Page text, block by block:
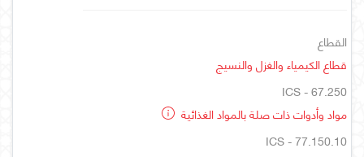
القطاع
قطاع الكيمياء والغزل والنسيج
ICS - 67.250
مواد وأدوات ذات صلة بالمواد الغذائية
ICS - 77.150.10